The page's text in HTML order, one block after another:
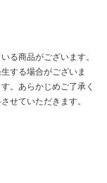
る商品がございます。
する場合がございま
。あらかじめご了承く
せていただきます。